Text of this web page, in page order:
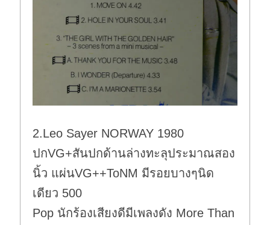
2.Leo Sayer NORWAY 1980
ปกVG+สันปกด้านล่างทะลุประมาณสอง
นิ้ว แผ่นVG++ToNM มีรอยบางๆนิด
เดียว 500
Pop นักร้องเสียงดีมีเพลงดัง More Than